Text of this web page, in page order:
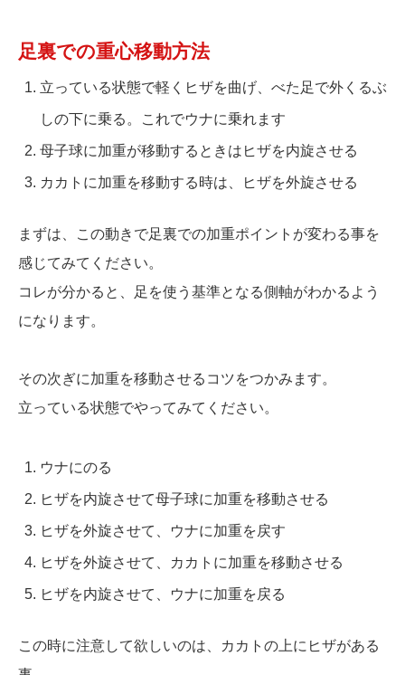
足裏での重心移動方法
立っている状態で軽くヒザを曲げ、べた足で外くるぶ
しの下に乗る。これでウナに乗れます
母子球に加重が移動するときはヒザを内旋させる
カカトに加重を移動する時は、ヒザを外旋させる
まずは、この動きで足裏での加重ポイントが変わる事を
感じてみてください。
コレが分かると、足を使う基準となる側軸がわかるよう
になります。
その次ぎに加重を移動させるコツをつかみます。
立っている状態でやってみてください。
ウナにのる
ヒザを内旋させて母子球に加重を移動させる
ヒザを外旋させて、ウナに加重を戻す
ヒザを外旋させて、カカトに加重を移動させる
ヒザを内旋させて、ウナに加重を戻る
この時に注意して欲しいのは、カカトの上にヒザがある